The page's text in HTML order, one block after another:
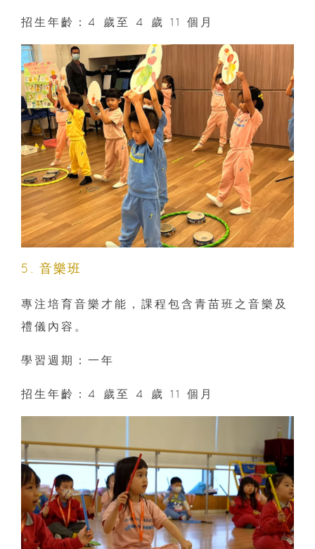
招生年齡：4 歲至 4 歲 11 個月
5. 音樂班
專注培育音樂才能，課程包含青苗班之音樂及
禮儀內容。
學習週期：一年
招生年齡：4 歲至 4 歲 11 個月